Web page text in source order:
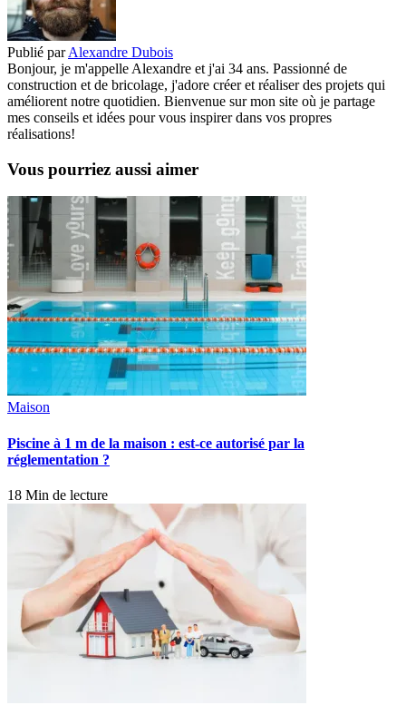
Publié par Alexandre Dubois
Bonjour, je m'appelle Alexandre et j'ai 34 ans. Passionné de
construction et de bricolage, j'adore créer et réaliser des projets qui
améliorent notre quotidien. Bienvenue sur mon site où je partage
mes conseils et idées pour vous inspirer dans vos propres
réalisations!
Vous pourriez aussi aimer
Maison
Piscine à 1 m de la maison : est-ce autorisé par la
réglementation ?
18 Min de lecture